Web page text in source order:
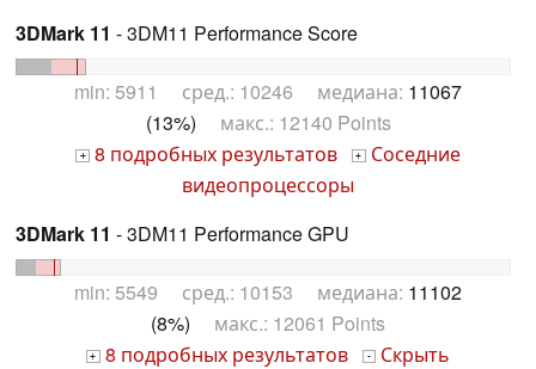
3DMark 11 - 3DM11 Performance Score
min: 5911 сред.: 10246 медиана: 11067
(13%) макс.: 12140 Points
+ 8 подробных результатов + Соседние
видеопроцессоры
3DMark 11 - 3DM11 Performance GPU
min: 5549 сред.: 10153 медиана: 11102
(8%) макс.: 12061 Points
+ 8 подробных результатов - Скрыть